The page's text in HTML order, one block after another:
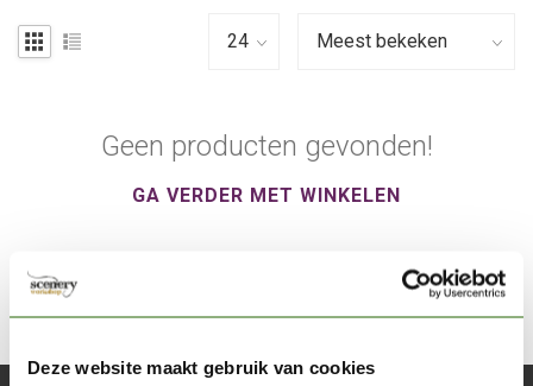
Deze website maakt gebruik van cookies
Geen producten gevonden!
GA VERDER MET WINKELEN